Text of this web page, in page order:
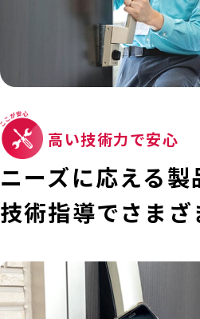
高い技術力で安心
ニーズに応える製
技術指導でさま